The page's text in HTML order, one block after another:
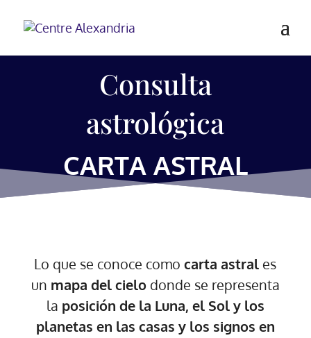
Consulta
astrológica
CARTA ASTRAL
Lo que se conoce comocarta astral es
un mapa del cielodonde se representa
la posición de la Luna, el Sol y los
planetas en las casas y los signos en